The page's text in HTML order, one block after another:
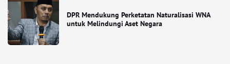
DPR Mendukung Perketatan Naturalisasi WNA
untuk Melindungi Aset Negara